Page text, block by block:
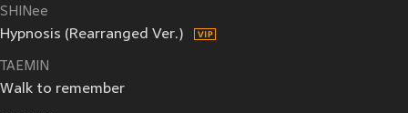
SHINee
Hypnosis (Rearranged Ver.)
TAEMIN
Walk to remember